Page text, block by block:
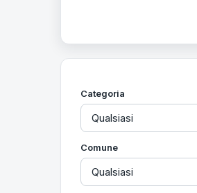
Categoria
Comune